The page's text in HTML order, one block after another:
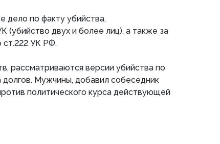
дело по факту убийства,
(убийство двух и более лиц), а также за
ст.222 УК РФ.
​рассматриваются версии убийства по
долгов. Мужчины, добавил собеседник
политического курса действующей